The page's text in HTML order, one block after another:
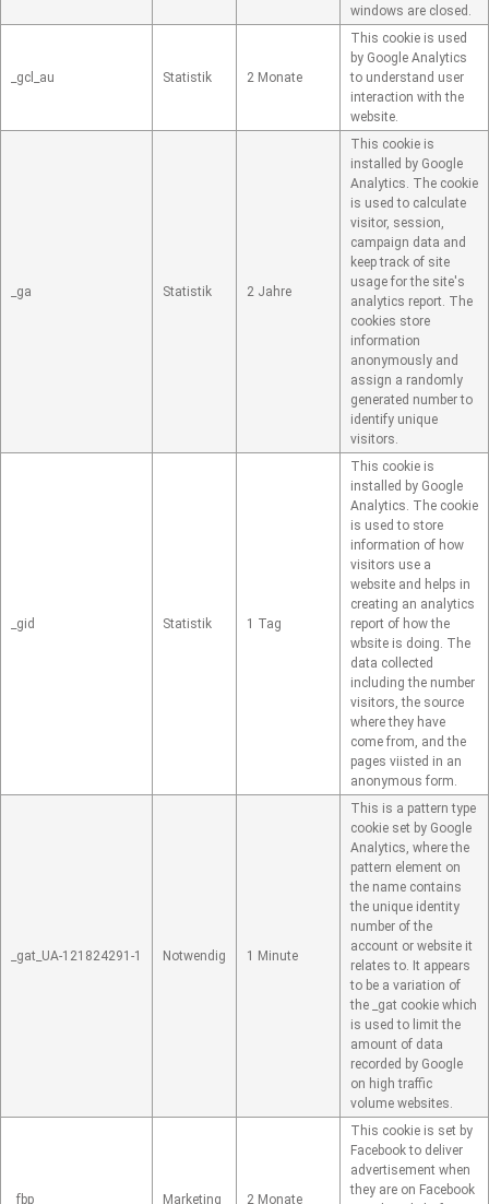
windows are closed.
_gcl_au Statistik 2 Monate
This cookie is used
by Google Analytics
to understand user
interaction with the
website.
_ga Statistik 2 Jahre
This cookie is
installed by Google
Analytics. The cookie
is used to calculate
visitor, session,
campaign data and
keep track of site
usage for the site's
analytics report. The
cookies store
information
anonymously and
assign a randomly
generated number to
identify unique
visitors.
_gid Statistik 1 Tag
This cookie is
installed by Google
Analytics. The cookie
is used to store
information of how
visitors use a
website and helps in
creating an analytics
report of how the
wbsite is doing. The
data collected
including the number
visitors, the source
where they have
come from, and the
pages viisted in an
anonymous form.
_gat_UA-121824291-1 Notwendig 1 Minute
This is a pattern type
cookie set by Google
Analytics, where the
pattern element on
the name contains
the unique identity
number of the
account or website it
relates to. It appears
to be a variation of
the _gat cookie which
is used to limit the
amount of data
recorded by Google
on high traffic
volume websites.
_fbp Marketing 2 Monate
This cookie is set by
Facebook to deliver
advertisement when
they are on Facebook